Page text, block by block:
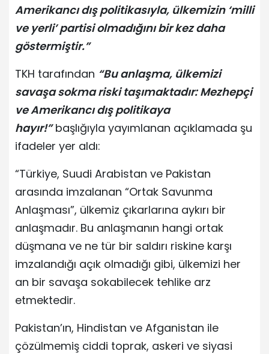
Amerikancı dış politikasıyla, ülkemizin ‘milli
ve yerli’ partisi olmadığını bir kez daha
göstermiştir.”
TKH tarafından “Bu anlaşma, ülkemizi
savaşa sokma riski taşımaktadır: Mezhepçi
ve Amerikancı dış politikaya
hayır!”başlığıyla yayımlanan açıklamada şu
ifadeler yer aldı:
“Türkiye, Suudi Arabistan ve Pakistan
arasında imzalanan “Ortak Savunma
Anlaşması”, ülkemiz çıkarlarına aykırı bir
anlaşmadır. Bu anlaşmanın hangi ortak
düşmana ve ne tür bir saldırı riskine karşı
imzalandığı açık olmadığı gibi, ülkemizi her
an bir savaşa sokabilecek tehlike arz
etmektedir.
Pakistan’ın, Hindistan ve Afganistan ile
çözülmemiş ciddi toprak, askeri ve siyasi